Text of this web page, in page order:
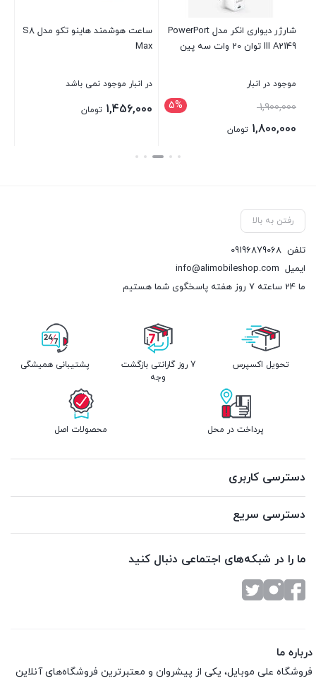
شارژر دیواری انکر مدل PowerPort
III A2149 توان 20 وات سه پین
موجود در انبار
5% 1,900,000
1,800,000 تومان
ساعت هوشمند هاینو تکو مدل S8
Max
در انبار موجود نمی باشد
1,456,000 تومان
بستن
رفتن به بالا
تلفن 09196879068
ایمیل info@alimobileshop.com
ما 24 ساعته 7 روز هفته پاسخگوی شما هستیم
تحویل اکسپرس
7 روز گارانتی بازگشت
وجه
پشتیبانی همیشگی
پرداخت در محل محصولات اصل
دسترسی کاربری
دسترسی سریع
ما را در شبکه‌های اجتماعی دنبال کنید
درباره ما
فروشگاه علی موبایل، یکی از پیشروان و معتبرترین فروشگاه‌های آنلاین